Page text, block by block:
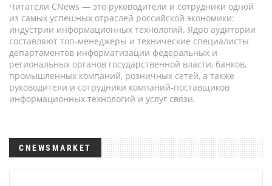
Читатели CNews — это руководители и сотрудники одной
из самых успешных отраслей российской экономики:
индустрии информационных технологий. Ядро аудитории
составляют топ-менеджеры и технические специалисты
департаментов информатизации федеральных и
региональных органов государственной власти, банков,
промышленных компаний, розничных сетей, а также
руководители и сотрудники компаний-поставщиков
информационных технологий и услуг связи.
CNEWSMARKET